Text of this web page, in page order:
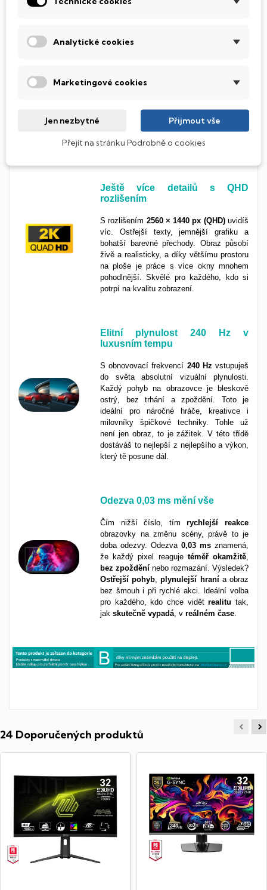
Nejvyšší obrazová kvalita díky
Nabízídokonalý kontrast, živé barvy a
potřebuješ pro maximální obrazový
zážitek. Skvělá volba pro náročné
uživatele, kreativce i filmové nadšence.To
nejlepší, co můžeš mít.
Ještě více detailů s QHD
rozlišením
S rozlišením 2560 × 1440 px (QHD)uvidíš
víc. Ostřejší texty, jemnější grafiku a
bohatší barevné přechody. Obraz působí
živě a realisticky, a díky většímu prostoru
na ploše je práce s více okny mnohem
pohodlnější. Skvělé pro každého, kdo si
potrpí na kvalitu zobrazení.
Elitní plynulost 240 Hz v
luxusním tempu
S obnovovací frekvencí 240 Hz vstupuješ
do světa absolutní vizuální plynulosti.
Každý pohyb na obrazovce je bleskově
ostrý, bez trhání a zpoždění. Toto je
ideální pro náročné hráče, kreativce i
milovníky špičkové techniky. Tohle už
není jen obraz, to je zážitek. V této třídě
dostáváš to nejlepší z nejlepšího a výkon,
který tě posune dál.
Odezva 0,03 ms mění vše
Čím nižší číslo, tímrychlejší
reakce
obrazovky na změnu scény, právě to je
doba odezvy. Odezva 0,03 ms znamená,
že každý pixel reaguje téměř okamžitě
bez zpoždění nebo rozmazání. Výsledek?
Ostřejší pohyb ,plynulejší hranía obraz
bez šmouh i při rychlé akci. Ideální volba
pro každého, kdo chce vidětrealitu tak,
jak skutečně vypadá , v reálném čase
24 Doporučených produktů
Analytické cookies
Marketingové cookies
Jen nezbytné Přijmout vše
Přejít na stránku Podrobně o cookies